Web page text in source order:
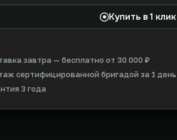
Купить в 1 клик
завтра — бесплатно от 30 000 ₽
сертифицированной бригадой за 1 день
3 года